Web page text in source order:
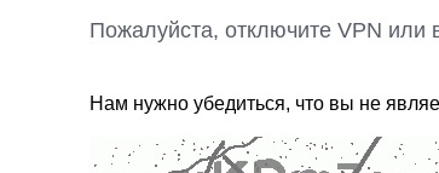
Пожалуйста, отключите VPN или
Нам нужно убедиться, что вы не